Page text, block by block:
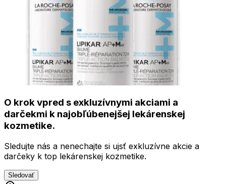
O krok vpred s exkluzívnymi akciami a
darčekmi k najobľúbenejšej lekárenskej
kozmetike.
Sledujte nás a nenechajte si ujsť exkluzívne akcie a
darčeky k top lekárenskej kozmetike.
Sledovať